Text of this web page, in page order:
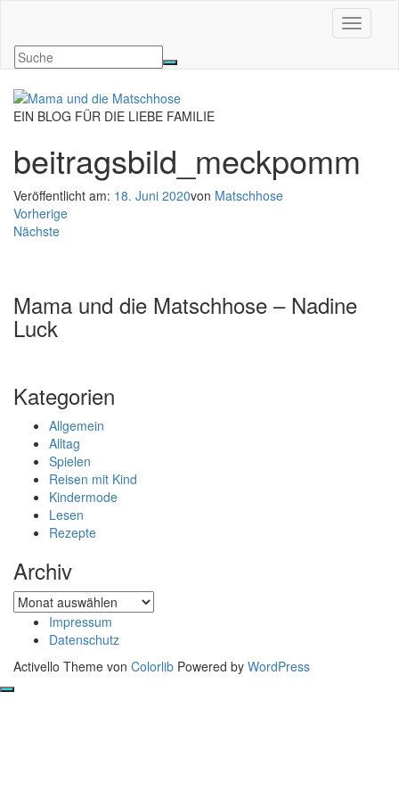
EIN BLOG FÜR DIE LIEBE FAMILIE
beitragsbild_meckpomm
Veröffentlicht am: 18. Juni 2020von Matschhose
Vorherige
Nächste
Mama und die Matschhose – Nadine
Luck
Kategorien
Allgemein
Alltag
Spielen
Reisen mit Kind
Kindermode
Lesen
Rezepte
Archiv
Archiv
Impressum
Datenschutz
Activello Theme von Colorlib Powered by WordPress